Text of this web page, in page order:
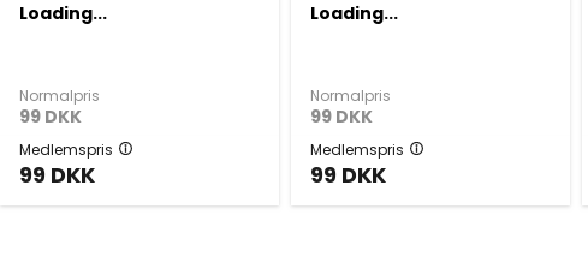
Loading...
Normalpris
99 DKK
Medlemspris
99 DKK
Loading...
Normalpris
99 DKK
Medlemspris
99 DKK